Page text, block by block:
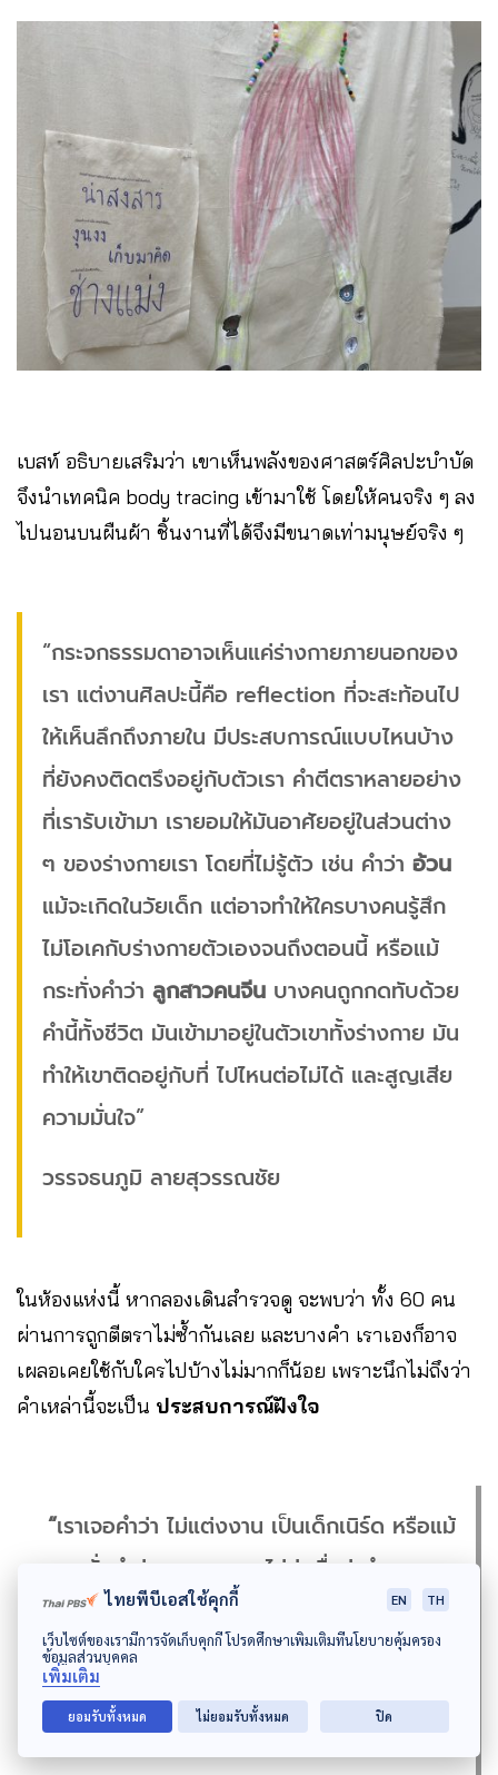
เบสท์ อธิบายเสริมว่า เขาเห็นพลังของศาสตร์ศิลปะบำบัด
จึงนำเทคนิค body tracing เข้ามาใช้ โดยให้คนจริง ๆ ลง
ไปนอนบนผืนผ้า ชิ้นงานที่ได้จึงมีขนาดเท่ามนุษย์จริง ๆ
“กระจกธรรมดาอาจเห็นแค่ร่างกายภายนอกของ
เรา แต่งานศิลปะนี้คือ reflection ที่จะสะท้อนไป
ให้เห็นลึกถึงภายใน มีประสบการณ์แบบไหนบ้าง
ที่ยังคงติดตรึงอยู่กับตัวเรา คำตีตราหลายอย่าง
ที่เรารับเข้ามา เรายอมให้มันอาศัยอยู่ในส่วนต่าง
ๆ ของร่างกายเรา โดยที่ไม่รู้ตัว เช่น คำว่า อ้วน
แม้จะเกิดในวัยเด็ก แต่อาจทำให้ใครบางคนรู้สึก
ไม่โอเคกับร่างกายตัวเองจนถึงตอนนี้ หรือแม้
กระทั่งคำว่า ลูกสาวคนจีน บางคนถูกกดทับด้วย
คำนี้ทั้งชีวิต มันเข้ามาอยู่ในตัวเขาทั้งร่างกาย มัน
ทำให้เขาติดอยู่กับที่ ไปไหนต่อไม่ได้ และสูญเสีย
ความมั่นใจ”
วรรจธนภูมิ ลายสุวรรณชัย
ในห้องแห่งนี้ หากลองเดินสำรวจดู จะพบว่า ทั้ง 60 คน
ผ่านการถูกตีตราไม่ซ้ำกันเลย และบางคำ เราเองก็อาจ
เผลอเคยใช้กับใครไปบ้างไม่มากก็น้อย เพราะนึกไม่ถึงว่า
คำเหล่านี้จะเป็น ประสบการณ์ฝังใจ
“เราเจอคำว่า ไม่แต่งงาน เป็นเด็กเนิร์ด หรือแม้
กระทั่งคำว่าลูกคนกลาง ไม่น่าเชื่อว่าคำธรรมดา
ๆ เหล่านี้ แต่กลับเป็นการตีตราที่เราทำต่อคนอื่น
โดยไม่รู้ตัว เราอยากให้คนที่มาเห็นรู้ว่า ไม่ใช่เขา
คนเดียวที่กำลังเจอเรื่องแบบนี้ และกำลังสะท้อน
คุณค่าและวัฒนธรรมแบบไหนในสังคมบ้านเรา”
ไทยพีบีเอสใช้คุกกี้ EN TH
เว็บไซต์ของเรามีการจัดเก็บคุกกี้ โปรดศึกษาเพิ่มเติมที่นโยบายคุ้มครอง
ข้อมูลส่วนบุคคล
เพิ่มเติม
ยอมรับทั้งหมด ไม่ยอมรับทั้งหมด ปิด